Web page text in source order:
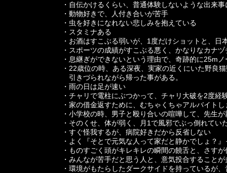
・自伝かけるくらい、普通体験しないような出来
・動物好きで、人付き合いが苦手
・虫を好きになれない悲しみを抱えている
・スタミナある
・お酒はすこぶる弱いが、1度だけショットと、
・スポーツの成績がすこぶる悪く、かなりなカナ
・息継ぎができないという理由で、奇跡的に25m
・22歳位の時、ある深夜、実家の近くにいた野良
引きづられながら帰った事がある。
・雨の日は足が速い
・チャリで電柱にぶつかって、チャリ大破を2度経
・家の借金返すために、むちゃくちゃアルバイト
・小学校の時、男子と殴り合いの喧嘩して、先生
・そのくせ、体が弱く、月1で風邪でぶっ倒れてい
・すぐ怪我するが、病院好きだから反省しない
・よく『そとで元気な人って家だと静かでしょ？
・ものすごく頭がキレキレの瞬間の饒舌と、さす
・みんなが苦手だと思う人と、意気投合することが
・環境がもたらしたダークサイドを持っているが